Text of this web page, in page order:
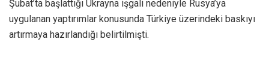
Şubat’ta başlattığı Ukrayna işgali nedeniyle Rusya’ya
uygulanan yaptırımlar konusunda Türkiye üzerindeki baskıyı
artırmaya hazırlandığı belirtilmişti.